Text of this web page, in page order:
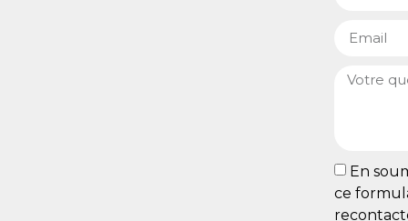
En
ce